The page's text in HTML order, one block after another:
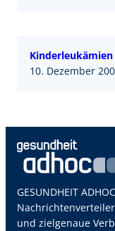
10. Dezember
GESUNDHEIT
und zielgenaue